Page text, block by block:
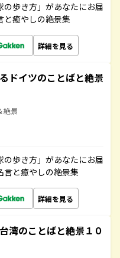
歩き方」があなたにお届
と癒やしの絶景集
詳細を見る
ドイツのことばと絶景
絶景
歩き方」があなたにお届
言と癒やしの絶景集
詳細を見る
湾のことばと絶景１０